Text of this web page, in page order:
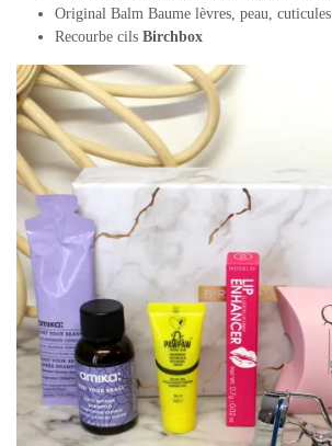
Original Balm Baume lèvres, peau, cuticules
Recourbe cils Birchbox